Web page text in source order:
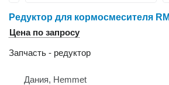
Редуктор для кормосмесителя
Цена по запросу
Запчасть - редуктор
Дания, Hemmet